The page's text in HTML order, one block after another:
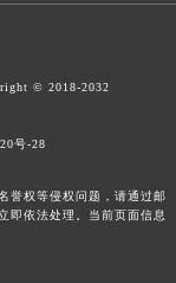
© 2018-2032
号-28
誉权等侵权问题，请通过邮
即依法处理。当前页面信息